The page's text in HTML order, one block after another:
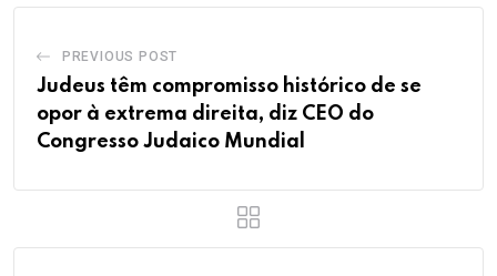
PREVIOUS POST
Judeus têm compromisso histórico de se
opor à extrema direita, diz CEO do
Congresso Judaico Mundial